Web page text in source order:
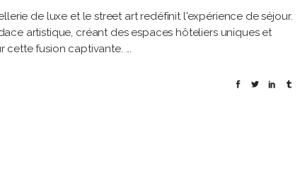
de luxe et le street art redéfinit l'expérience de séjour.
artistique, créant des espaces hôteliers uniques et
cette fusion captivante.